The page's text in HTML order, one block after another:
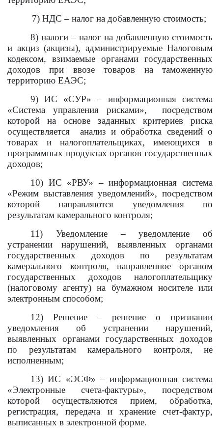
7) НДС – налог на добавленную стоимость;
8) налоги – налог на добавленную стоимость
и акциз (акцизы), администрируемые Налоговым
кодексом, взимаемые органами государственных
доходов при ввозе товаров на таможенную
территорию ЕАЭС;
9) ИС «СУР» – информационная система
«Система управления рисками», посредством
которой на основе заданных критериев риска
осуществляется анализ и обработка сведений о
товарах и налогоплательщиках, имеющихся в
программных продуктах органов государственных
доходов;
10) ИС «РВУ» – информационная система
«Режим выставления уведомлений», посредством
которой направляются уведомления по
результатам камерального контроля;
11) Уведомление– уведомление об
устранении нарушений, выявленных органами
государственных доходов по результатам
камерального контроля, направленное органом
государственных доходов налогоплательщику
(налоговому агенту) на бумажном носителе или
электронным способом;
12) Решение – решение о признании
уведомления об устранении нарушений,
выявленных органами государственных доходов
по результатам камерального контроля, не
исполненным;
13) ИС «ЭСФ» – информационная система
«Электронные счета-фактуры», посредством
которой осуществляются прием, обработка,
регистрация, передача и хранение счет-фактур,
выписанных в электронной форме.